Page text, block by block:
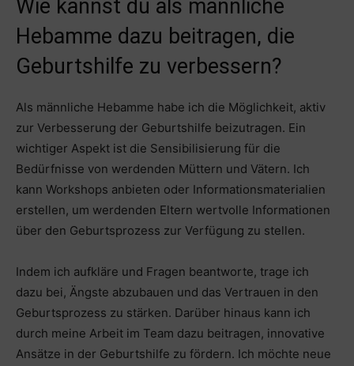
Wie kannst du als männliche
Hebamme dazu beitragen, die
Geburtshilfe zu verbessern?
Als männliche Hebamme habe ich die Möglichkeit, aktiv
zur Verbesserung der Geburtshilfe beizutragen. Ein
wichtiger Aspekt ist die Sensibilisierung für die
Bedürfnisse von werdenden Müttern und Vätern. Ich
kann Workshops anbieten oder Informationsmaterialien
erstellen, um werdenden Eltern wertvolle Informationen
über den Geburtsprozess zur Verfügung zu stellen.
Indem ich aufkläre und Fragen beantworte, trage ich
dazu bei, Ängste abzubauen und das Vertrauen in den
Geburtsprozess zu stärken. Darüber hinaus kann ich
durch meine Arbeit im Team dazu beitragen, innovative
Ansätze in der Geburtshilfe zu fördern. Ich möchte neue